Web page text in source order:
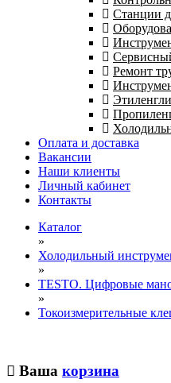
Станции
Ремонт
Оплата и доставка
Вакансии
Наши клиенты
Личный кабинет
Контакты
Каталог
»
Холодильный
»
TESTO. Цифровые
»
Токоизмерительные
Ваша корзина